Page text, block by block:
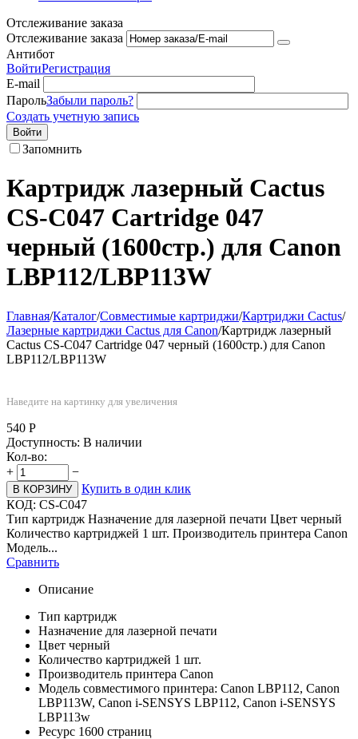
Отслеживание заказа
Отслеживание заказа
Антибот
ВойтиРегистрация
E-mail
ПарольЗабыли пароль?
Создать учетную запись
Войти
Запомнить
Картридж лазерный Cactus
CS-C047 Cartridge 047
черный (1600стр.) для Canon
LBP112/LBP113W
Главная/Каталог/Совместимые картриджи/Картриджи Cactus/
Лазерные картриджи Cactus для Canon/Картридж лазерный
Cactus CS-C047 Cartridge 047 черный (1600стр.) для Canon
LBP112/LBP113W
Наведите на картинку для увеличения
540 Р
Доступность: В наличии
Кол-во:
+
−
В КОРЗИНУ
Купить в один клик
КОД: CS-C047
Тип картридж Назначение для лазерной печати Цвет черный
Количество картриджей 1 шт. Производитель принтера Canon
Модель...
Сравнить
Описание
Тип картридж
Назначение для лазерной печати
Цвет черный
Количество картриджей 1 шт.
Производитель принтера Canon
Модель совместимого принтера: Canon LBP112, Canon
LBP113W, Canon i-SENSYS LBP112, Canon i-SENSYS
LBP113w
Ресурс 1600 страниц